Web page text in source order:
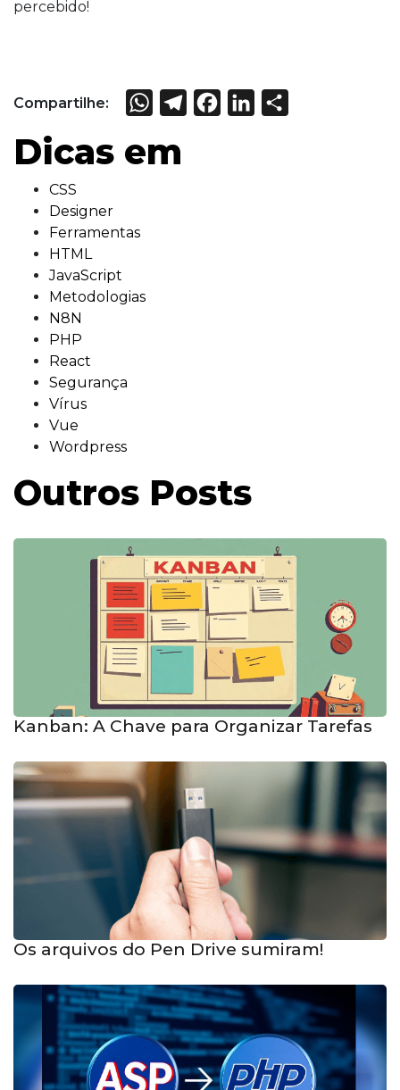
percebido!
Compartilhe: WhatsApp
TelegramFacebook
LinkedIn
Dicas em
CSS
Designer
Ferramentas
HTML
JavaScript
Metodologias
N8N
PHP
React
Segurança
Vírus
Vue
Wordpress
Outros Posts
Kanban: A Chave para Organizar Tarefas
Os arquivos do Pen Drive sumiram!